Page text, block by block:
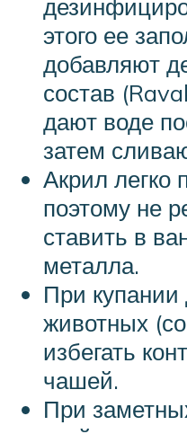
этого ее
добавляют
состав
дают воде
затем
Акрил легко
поэтому не
ставить в
металла.
При
животных
избегать
чашей.
При